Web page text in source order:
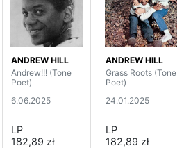
ANDREW HILL
Andrew!!! (Tone
Poet)
6.06.2025
LP
182,89 zł
ANDREW HILL
Grass Roots (Tone
Poet)
24.01.2025
LP
182,89 zł